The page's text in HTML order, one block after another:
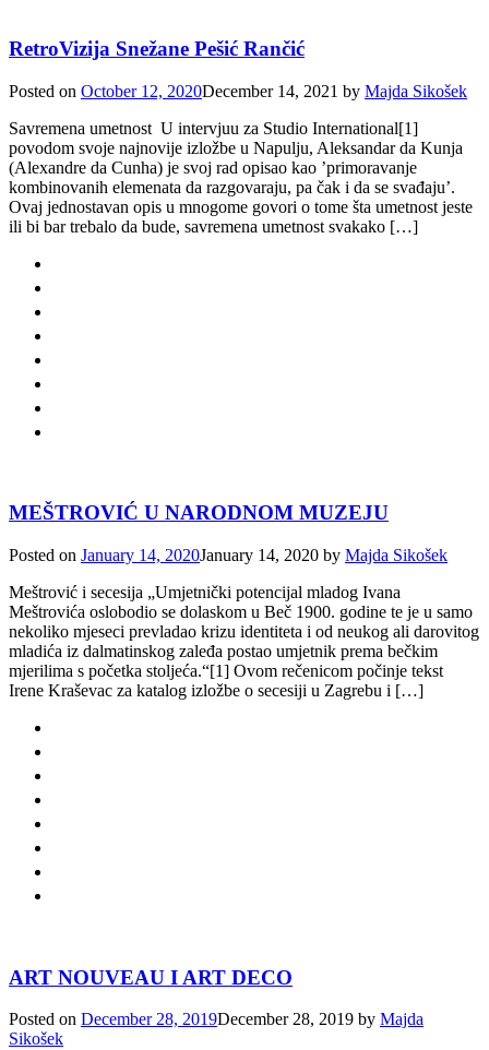
RetroVizija Snežane Pešić Rančić
Posted on October 12, 2020December 14, 2021 by Majda Sikošek
Savremena umetnost U intervjuu za Studio International[1]
povodom svoje najnovije izložbe u Napulju, Aleksandar da Kunja
(Alexandre da Cunha) je svoj rad opisao kao ’primoravanje
kombinovanih elemenata da razgovaraju, pa čak i da se svađaju’.
Ovaj jednostavan opis u mnogome govori o tome šta umetnost jeste
ili bi bar trebalo da bude, savremena umetnost svakako […]
MEŠTROVIĆ U NARODNOM MUZEJU
Posted on January 14, 2020January 14, 2020 by Majda Sikošek
Meštrović i secesija „Umjetnički potencijal mladog Ivana
Meštrovića oslobodio se dolaskom u Beč 1900. godine te je u samo
nekoliko mjeseci prevladao krizu identiteta i od neukog ali darovitog
mladića iz dalmatinskog zaleđa postao umjetnik prema bečkim
mjerilima s početka stoljeća.“[1] Ovom rečenicom počinje tekst
Irene Kraševac za katalog izložbe o secesiji u Zagrebu i […]
ART NOUVEAU I ART DECO
Posted on December 28, 2019December 28, 2019 by Majda
Sikošek